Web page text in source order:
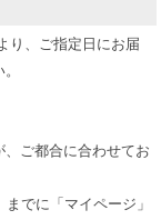
り、ご指定日にお届
、ご都合に合わせてお
までに「マイページ」